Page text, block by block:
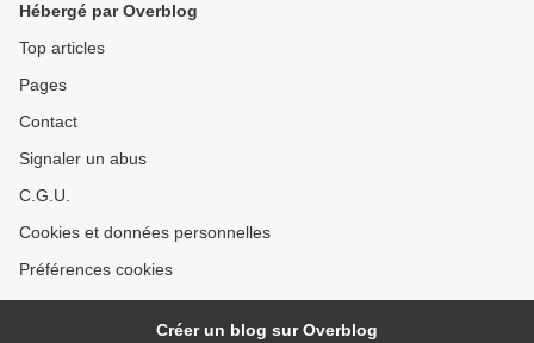
#starquiltblocks -
sanfranciscostreets
Hébergé par Overblog
Top articles
Pages
Contact
Signaler un abus
C.G.U.
Cookies et données personnelles
Préférences cookies
Créer un blog sur Overblog